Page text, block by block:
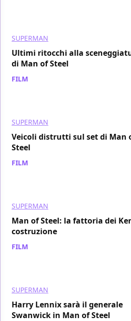
SUPERMAN
Ultimi ritocchi alla
di Man of Steel
FILM
SUPERMAN
Veicoli distrutti sul set di Man
Steel
FILM
SUPERMAN
Man of Steel: la fattoria dei
costruzione
FILM
SUPERMAN
Harry Lennix sarà il generale
Swanwick in Man of Steel